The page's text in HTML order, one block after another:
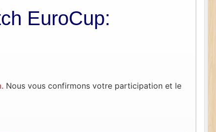
EuroCup:
Nous vous confirmons votre participation et le